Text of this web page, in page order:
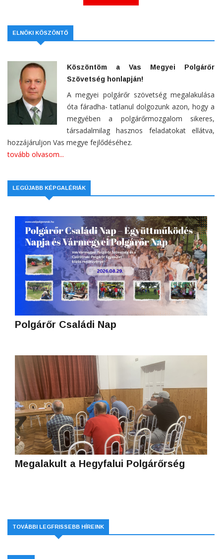
ELNÖKI KÖSZÖNTŐ
Köszöntöm a Vas Megyei Polgárőr
Szövetség honlapján!
A megyei polgárőr szövetség megalakulása
óta fáradha- tatlanul dolgozunk azon, hogy a
megyében a polgárőrmozgalom sikeres,
társadalmilag hasznos feladatokat ellátva,
hozzájáruljon Vas megye fejlődéséhez.
tovább olvasom...
LEGÚJABB KÉPGALÉRIÁK
Polgárőr Családi Nap
Megalakult a Hegyfalui Polgárőrség
TOVÁBBI LEGFRISSEBB HÍREINK